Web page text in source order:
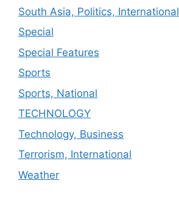
South Asia, Politics, International
Special
Special Features
Sports
Sports, National
TECHNOLOGY
Technology, Business
Terrorism, International
Weather